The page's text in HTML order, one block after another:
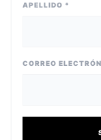
APELLIDO *
CORREO